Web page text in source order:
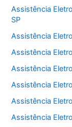
Assistência
SP
Assistência
Assistência
Assistência
Assistência
Assistência
Assistência